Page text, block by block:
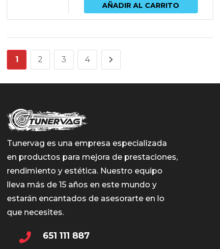
AÑADIR AL CARRITO
1 2 3 4
Tunervag es una empresa especializada
en productos para mejora de prestaciones,
rendimiento y estética. Nuestro equipo
lleva más de 15 años en este mundo y
estarán encantados de asesorarte en lo
que necesites.
651 111 887